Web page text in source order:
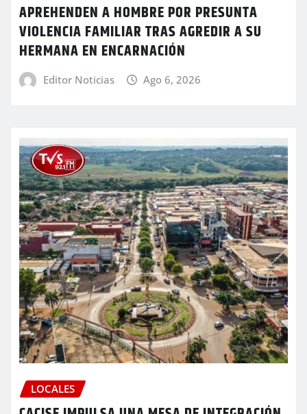
APREHENDEN A HOMBRE POR PRESUNTA
VIOLENCIA FAMILIAR TRAS AGREDIR A SU
HERMANA EN ENCARNACIÓN
Editor Noticias Ago 6, 2026
LOCALES